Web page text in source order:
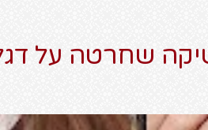
שחרטה על